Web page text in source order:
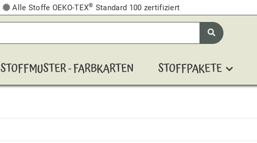
Alle Stoffe OEKO-TEX® Standard 100 zertifiziert
STOFFMUSTER - FARBKARTEN STOFFPAKETE